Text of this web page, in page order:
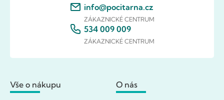
info@pocitarna.cz
ZÁKAZNICKÉ CENTRUM
534 009 009
ZÁKAZNICKÉ CENTRUM
Vše o nákupu O nás